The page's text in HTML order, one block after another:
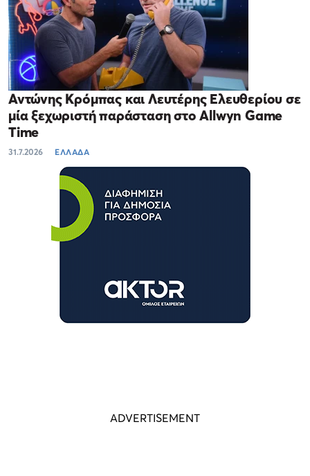
Αντώνης Κρόμπας και Λευτέρης Ελευθερίου σε
μία ξεχωριστή παράσταση στο Allwyn Game
Time
31.7.2026 ΕΛΛΑΔΑ